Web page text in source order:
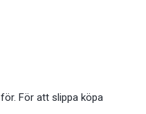
För att slippa köpa